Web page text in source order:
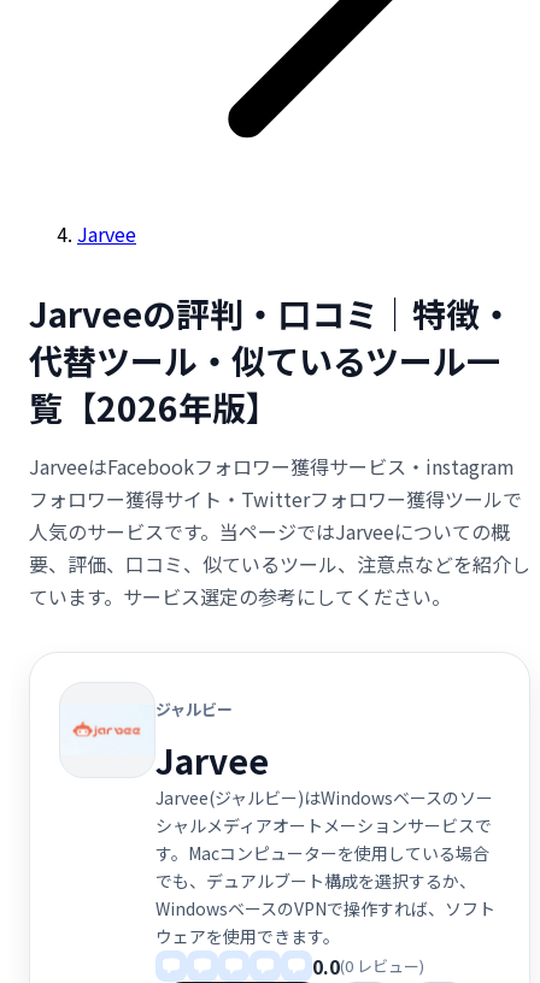
Jarvee
Jarveeの評判・口コミ｜特徴・
代替ツール・似ているツール一
覧【2026年版】
JarveeはFacebookフォロワー獲得サービス・instagram
フォロワー獲得サイト・Twitterフォロワー獲得ツールで
人気のサービスです。当ページではJarveeについての概
要、評価、口コミ、似ているツール、注意点などを紹介し
ています。サービス選定の参考にしてください。
ジャルビー
Jarvee
Jarvee(ジャルビー)はWindowsベースのソー
シャルメディアオートメーションサービスで
す。Macコンピューターを使用している場合
でも、デュアルブート構成を選択するか、
WindowsベースのVPNで操作すれば、ソフト
ウェアを使用できます。
0.0(0 レビュー)